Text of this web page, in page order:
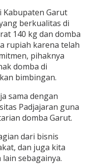
Kabupaten Garut
berkualitas di
140 kg dan domba
rupiah karena telah
pihaknya
domba di
bimbingan.
sama dengan
Padjajaran guna
domba Garut.
dari bisnis
dan juga kita
sebagainya.